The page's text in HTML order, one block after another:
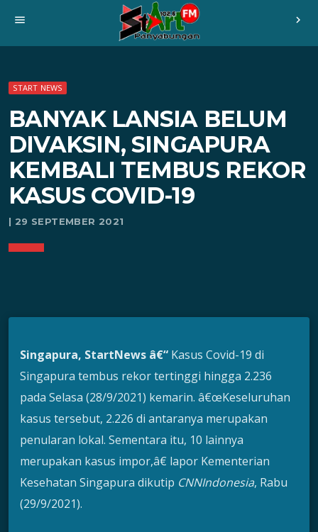
menu chevron_right
START NEWS
BANYAK LANSIA BELUM
DIVAKSIN, SINGAPURA
KEMBALI TEMBUS REKOR
KASUS COVID-19
| 29 SEPTEMBER 2021
Singapura, StartNews â€“ Kasus Covid-19 di
Singapura tembus rekor tertinggi hingga 2.236
pada Selasa (28/9/2021) kemarin. â€œKeseluruhan
kasus tersebut, 2.226 di antaranya merupakan
penularan lokal. Sementara itu, 10 lainnya
merupakan kasus impor,â€ lapor Kementerian
Kesehatan Singapura dikutip CNNIndonesia, Rabu
(29/9/2021).